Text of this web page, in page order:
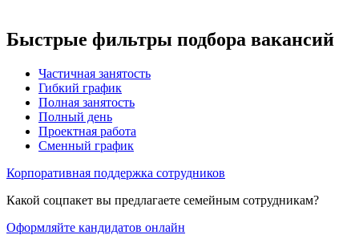
Быстрые фильтры подбора вакансий
Частичная занятость
Гибкий график
Полная занятость
Полный день
Проектная работа
Сменный график
Корпоративная поддержка сотрудников
Какой соцпакет вы предлагаете семейным сотрудникам?
Оформляйте кандидатов онлайн